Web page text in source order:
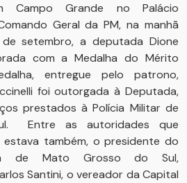
Campo Grande no Palácio
Geral da PM, na manhã
setembro, a deputada Dione
com a Medalha do Mérito
entregue pelo patrono,
foi outorgada à Deputada,
prestados à Polícia Militar de
Entre as autoridades que
estava também, o presidente do
de Mato Grosso do Sul,
Santini, o vereador da Capital